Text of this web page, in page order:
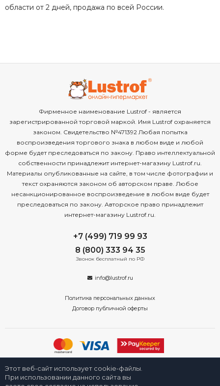
области от 2 дней, продажа по всей России.
Фирменное наименование Lustrof - является
зарегистрированной торговой маркой. Имя Lustrof охраняется
законом. Свидетельство №471392 Любая попытка
воспроизведения торгового знака в любом виде и любой
форме будет преследоваться по закону. Право интеллектуальной
собственности принадлежит интернет-магазину Lustrof.ru.
Материалы опубликованные на сайте, в том числе фотографии и
текст охраняются законом об авторском праве. Любое
несанкционированное воспроизведение в любом виде будет
преследоваться по закону. Авторское право принадлежит
интернет-магазину Lustrof.ru.
+7 (499) 719 99 93
8 (800) 333 94 35
Звонок бесплатный по РФ
info@lustrof.ru
Политика персональных данных
Договор публичной оферты
2008-2026 © Интернет-магазин светильников «Люстроф» в Москве -
приборы освещения для дома и улицы от производителя с доставкой
по России. Все права защищены.
Этот веб-сайт использует cookie-файлы.
При использовании данного сайта вы